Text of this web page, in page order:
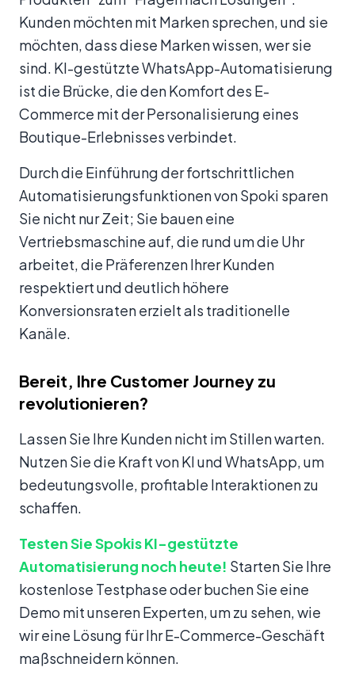
Kunden möchten mit Marken sprechen, und sie
möchten, dass diese Marken wissen, wer sie
sind. KI-gestützte WhatsApp-Automatisierung
ist die Brücke, die den Komfort des E-
Commerce mit der Personalisierung eines
Boutique-Erlebnisses verbindet.
Durch die Einführung der fortschrittlichen
Automatisierungsfunktionen von Spoki sparen
Sie nicht nur Zeit; Sie bauen eine
Vertriebsmaschine auf, die rund um die Uhr
arbeitet, die Präferenzen Ihrer Kunden
respektiert und deutlich höhere
Konversionsraten erzielt als traditionelle
Kanäle.
Bereit, Ihre Customer Journey zu
revolutionieren?
Lassen Sie Ihre Kunden nicht im Stillen warten.
Nutzen Sie die Kraft von KI und WhatsApp, um
bedeutungsvolle, profitable Interaktionen zu
schaffen.
Testen Sie Spokis KI-gestützte
Automatisierung noch heute! Starten Sie Ihre
kostenlose Testphase oder buchen Sie eine
Demo mit unseren Experten, um zu sehen, wie
wir eine Lösung für Ihr E-Commerce-Geschäft
maßschneidern können.